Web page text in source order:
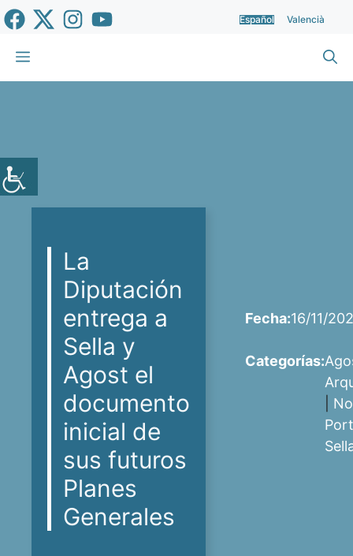
Saltar
al
contenido
Español Valencià
Menú
La
Diputación
entrega a
Sella y
Agost el
documento
inicial de
sus futuros
Planes
Generales
Fecha:16/11/
Categorías: